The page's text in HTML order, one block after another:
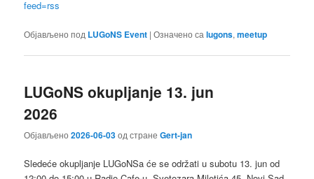
feed=rss
Објављено под LUGoNS Event |Означено са lugons,meetup
LUGoNS okupljanje 13. jun
2026
Објављено2026-06-03од странеGert-jan
Sledeće okupljanje LUGoNSa ćе se održati u subotu 13. jun od